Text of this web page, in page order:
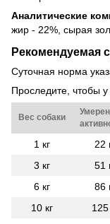
Аналитические
жир - 22%, сырая
Рекомендуемая
Суточная норма
Проследите, чтобы
Вес собаки
1 кг 22
3 кг
51
6 кг
86
10 кг
125